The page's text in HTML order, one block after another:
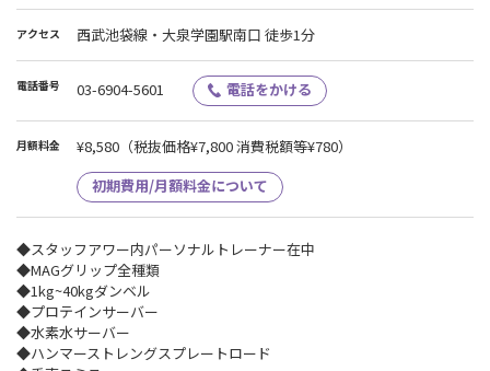
アクセス 西武池袋線・大泉学園駅南口 徒歩1分
電話番号 03-6904-5601 電話をかける
月額料金 ¥8,580 （税抜価格¥7,800 消費税額等¥780）
初期費用/月額料金について
◆スタッフアワー内パーソナルトレーナー在中
◆MAGグリップ全種類
◆1kg~40kgダンベル
◆プロテインサーバー
◆水素水サーバー
◆ハンマーストレングスプレートロード